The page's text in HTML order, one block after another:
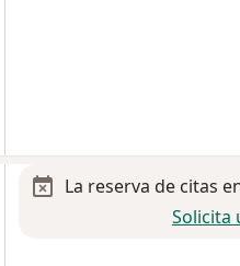
La reserva de citas
Solicita